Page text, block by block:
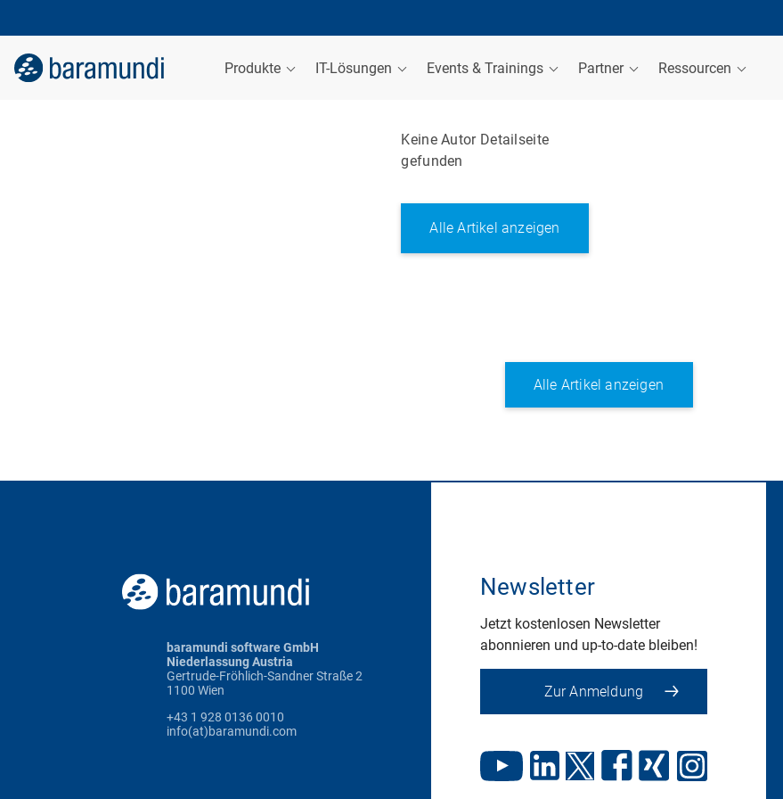
Produkte IT-Lösungen Events & Trainings Partner Ressourcen
Keine Autor Detailseite
gefunden
Alle Artikel anzeigen
Alle Artikel anzeigen
baramundi software GmbH
Niederlassung Austria
Gertrude-Fröhlich-Sandner Straße 2
1100 Wien
+43 1 928 0136 0010
info(at)baramundi.com
Newsletter
Jetzt kostenlosen Newsletter
abonnieren und up-to-date bleiben!
Zur Anmeldung